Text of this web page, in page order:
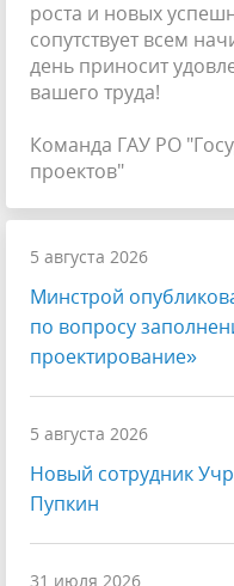
роста и новых
сопутствует всем
день приносит
вашего труда!
Команда ГАУ РО
проектов"
5 августа 2026
Минстрой
по вопросу
проектирование»
5 августа 2026
Новый сотрудник
Пупкин
31 июля 2026